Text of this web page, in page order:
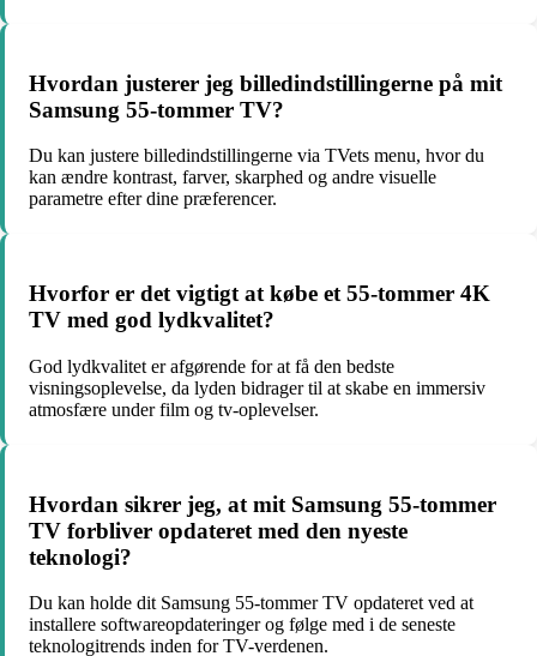
Hvordan justerer jeg billedindstillingerne på mit
Samsung 55-tommer TV?
Du kan justere billedindstillingerne via TVets menu, hvor du
kan ændre kontrast, farver, skarphed og andre visuelle
parametre efter dine præferencer.
Hvorfor er det vigtigt at købe et 55-tommer 4K
TV med god lydkvalitet?
God lydkvalitet er afgørende for at få den bedste
visningsoplevelse, da lyden bidrager til at skabe en immersiv
atmosfære under film og tv-oplevelser.
Hvordan sikrer jeg, at mit Samsung 55-tommer
TV forbliver opdateret med den nyeste
teknologi?
Du kan holde dit Samsung 55-tommer TV opdateret ved at
installere softwareopdateringer og følge med i de seneste
teknologitrends inden for TV-verdenen.